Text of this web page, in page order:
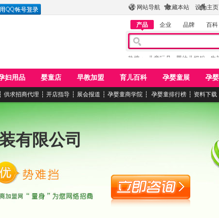
网站导航 收藏本站 设为主页
产品 企业 品牌 百科
热搜： 儿童玩具 婴幼儿奶粉 牛
妇用品 婴童店 早教加盟 育儿百科 孕婴童展 孕
┆ 供求招商代理 ┆ 开店指导 ┆ 展会报道 ┆ 孕婴童商学院 ┆ 孕婴童排行榜 ┆ 资料下载
有限公司